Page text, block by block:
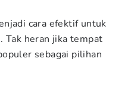
cara efektif untuk
Tak heran jika tempat
sebagai pilihan